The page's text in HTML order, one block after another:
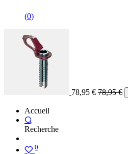
(0)
78,95 € 78,95€
Accueil
Recherche
0